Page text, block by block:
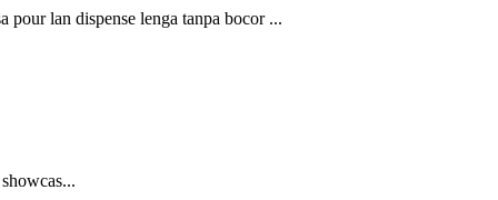
pour lan dispense lenga tanpa bocor ...